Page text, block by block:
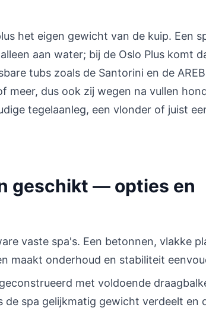
het eigen gewicht van de kuip. Een
aan water; bij de Oslo Plus komt
tubs zoals de Santorini en de
meer, dus ook zij wegen na vullen
tegelaanleg, een vlonder of juist
geschikt — opties en
vaste spa's. Een betonnen, vlakke
maakt onderhoud en stabiliteit
met voldoende
de spa gelijkmatig gewicht verdeelt en